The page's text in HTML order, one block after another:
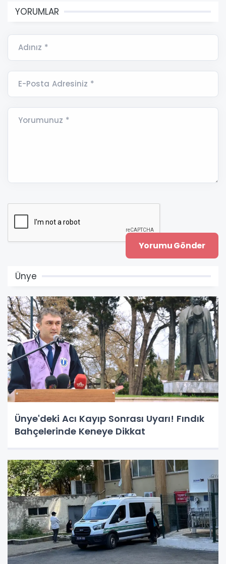
YORUMLAR
Adınız *
E-Posta Adresiniz *
Yorumunuz *
Ünye
Ünye'deki Acı Kayıp Sonrası Uyarı! Fındık
Bahçelerinde Keneye Dikkat